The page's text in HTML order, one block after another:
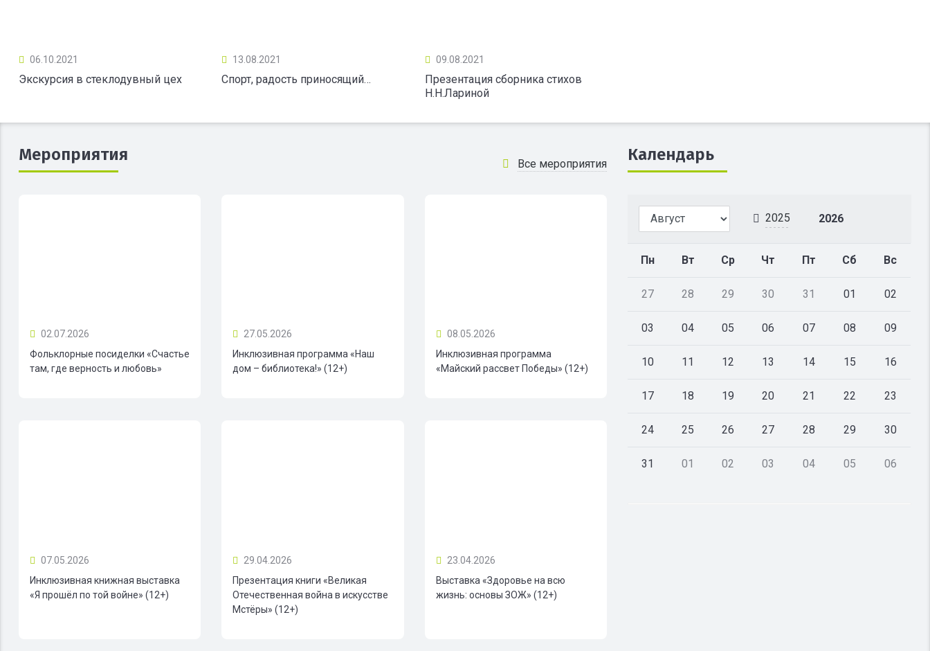
06.10.2021
Экскурсия в стеклодувный цех
13.08.2021
Спорт, радость приносящий…
09.08.2021
Презентация сборника стихов
Н.Н.Лариной
Мероприятия Все мероприятия
02.07.2026
Фольклорные посиделки «Счастье
там, где верность и любовь»
27.05.2026
Инклюзивная программа «Наш
дом – библиотека!» (12+)
08.05.2026
Инклюзивная программа
«Майский рассвет Победы» (12+)
07.05.2026
Инклюзивная книжная выставка
«Я прошёл по той войне» (12+)
29.04.2026
Презентация книги «Великая
Отечественная война в искусстве
Мстёры» (12+)
23.04.2026
Выставка «Здоровье на всю
жизнь: основы ЗОЖ» (12+)
Календарь
2025 2026
Пн Вт Ср Чт Пт Сб Вс
27 28 29 30 31 01 02
03 04 05 06 07 08 09
10 11 12 13 14 15 16
17 18 19 20 21 22 23
24 25 26 27 28 29 30
31 01 02 03 04 05 06